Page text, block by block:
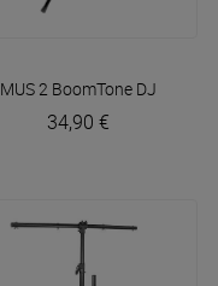
MUS 2 BoomTone DJ
34,90 €